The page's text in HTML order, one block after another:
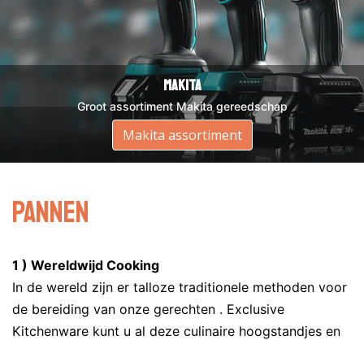
Makita
Groot assortiment Makita gereedschap
Makita assortiment
DeWalt
Groot assortiment DeWalt gereedschap
Assortiment DeWalt
Pannen
1 ) Wereldwijd Cooking
In de wereld zijn er talloze traditionele methoden voor
de bereiding van onze gerechten . Exclusive
Kitchenware kunt u al deze culinaire hoogstandjes en